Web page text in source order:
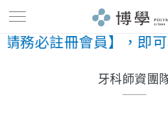
務必註冊會員】，即
牙科師資團